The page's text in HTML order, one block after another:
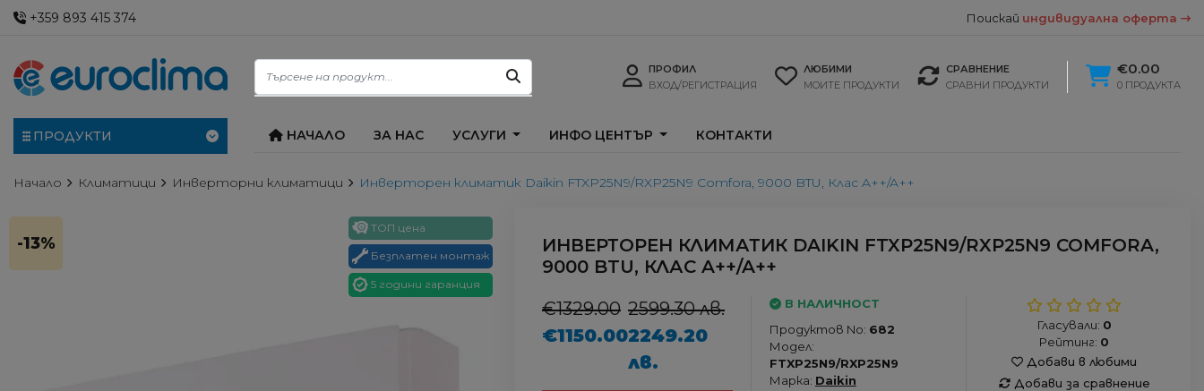
+359 893 415 374 Поискай индивидуална оферта
ПРОФИЛ
ВХОД/РЕГИСТРАЦИЯ
ЛЮБИМИ
МОИТЕ ПРОДУКТИ
СРАВНЕНИЕ
СРАВНИ ПРОДУКТИ
€0.00
0 ПРОДУКТА
ПРОДУКТИ НАЧАЛО ЗА НАС УСЛУГИ ИНФО ЦЕНТЪР КОНТАКТИ
Начало Климатици Инверторни климатици Инверторен климатик Daikin FTXP25N9/RXP25N9 Comfora, 9000 BTU, Клас A++/A++
-13%
ТОП цена
Безплатен монтаж
5 години гаранция
ИНВЕРТОРЕН КЛИМАТИК DAIKIN FTXP25N9/RXP25N9 COMFORA,
9000 BTU, КЛАС A++/A++
€1329.00
€1150.00
2599.30 лв.
2249.20
лв.
В НАЛИЧНОСТ
Продуктов No: 682
Модел:
FTXP25N9/RXP25N9
Марка: Daikin
Гласували: 0
Рейтинг: 0
Добави в любими
Добави за сравнение